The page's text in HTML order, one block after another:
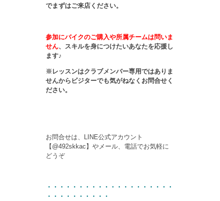
でまずはご来店ください。
参加にバイクのご購入や所属チームは問いま
せん、スキルを身につけたいあなたを応援し
ます♪
※レッスンはクラブメンバー専用ではありま
せんからビジターでも気がねなくお問合せく
ださい。
お問合せは、LINE公式アカウント
【@492skkac】やメール、電話でお気軽に
どうぞ
・・・・・・・・・・・・・・・・・・・・
・・・・・・・・・・